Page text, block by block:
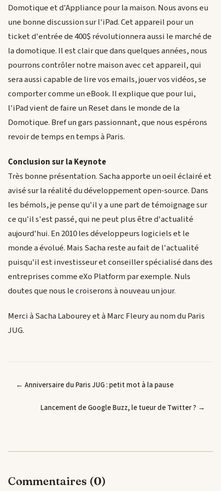
Domotique et d'Appliance pour la maison. Nous avons eu
une bonne discussion sur l'iPad. Cet appareil pour un
ticket d'entrée de 400$ révolutionnera aussi le marché de
la domotique. Il est clair que dans quelques années, nous
pourrons contrôler notre maison avec cet appareil, qui
sera aussi capable de lire vos emails, jouer vos vidéos, se
comporter comme un eBook. Il explique que pour lui,
l'iPad vient de faire un Reset dans le monde de la
Domotique. Bref un gars passionnant, que nous espérons
revoir de temps en temps à Paris.
Conclusion sur la Keynote
Très bonne présentation. Sacha apporte un oeil éclairé et
avisé sur la réalité du développement open-source. Dans
les bémols, je pense qu'il y a une part de témoignage sur
ce qu'il s'est passé, qui ne peut plus être d'actualité
aujourd'hui. En 2010 les développeurs logiciels et le
monde a évolué. Mais Sacha reste au fait de l'actualité
puisqu'il est investisseur et conseiller spécialisé dans des
entreprises comme eXo Platform par exemple. Nuls
doutes que nous le croiserons à nouveau un jour.
Merci à Sacha Labourey et à Marc Fleury au nom du Paris
JUG.
← Anniversaire du Paris JUG : petit mot à la pause
Lancement de Google Buzz, le tueur de Twitter ? →
Commentaires (0)